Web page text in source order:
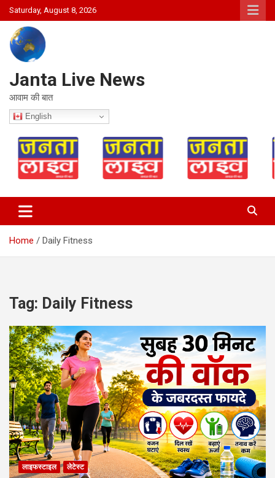
Skip
to
content
Saturday, August 8, 2026
Janta Live News
आवाम की बात
English
Home Daily Fitness
Tag: Daily Fitness
लाइफस्‍टाइल लेटेस्ट